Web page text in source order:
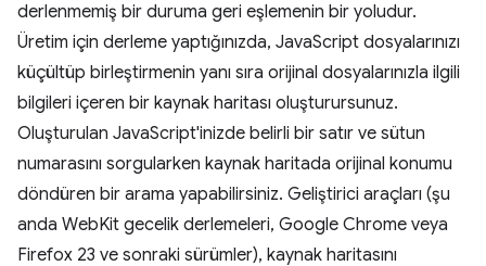
derlenmemiş bir duruma geri eşlemenin bir yoludur.
Üretim için derleme yaptığınızda, JavaScript dosyalarınızı
küçültüp birleştirmenin yanı sıra orijinal dosyalarınızla ilgili
bilgileri içeren bir kaynak haritası oluşturursunuz.
Oluşturulan JavaScript'inizde belirli bir satır ve sütun
numarasını sorgularken kaynak haritada orijinal konumu
döndüren bir arama yapabilirsiniz. Geliştirici araçları (şu
anda WebKit gecelik derlemeleri, Google Chrome veya
Firefox 23 ve sonraki sürümler), kaynak haritasını